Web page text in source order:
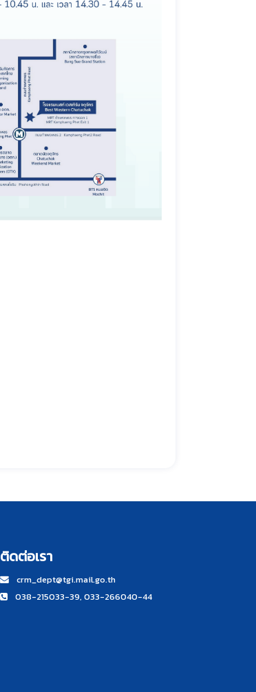
ติดต่อเรา
crm_dept@tgi.mail.go.th
038-215033-39, 033-266040-44